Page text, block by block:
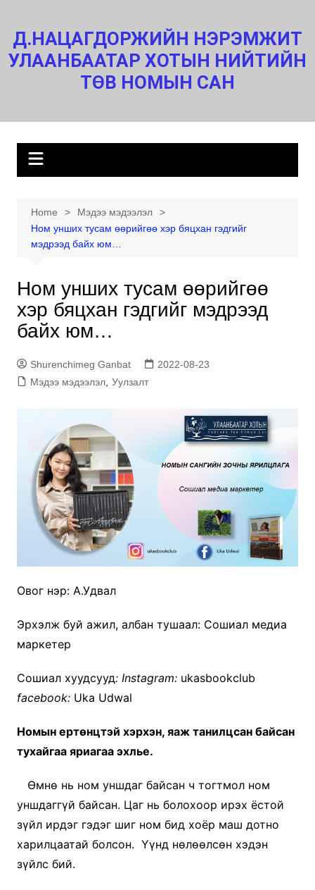
content
Д.НАЦАГДОРЖИЙН НЭРЭМЖИТ
УЛААНБААТАР ХОТЫН НИЙТИЙН
ТӨВ НОМЫН САН
Home
Мэдээ мэдээлэл
Ном унших тусам өөрийгөө хэр бяцхан гэдгийг
мэдрээд байх юм…
Ном унших тусам өөрийгөө
хэр бяцхан гэдгийг мэдрээд
байх юм…
Shurenchimeg Ganbat
2022-08-23
Мэдээ мэдээлэл, Уулзалт
Овог нэр: А.Удвал
Эрхэлж буй ажил, албан тушаал: Сошиал медиа
маркетер
Сошиал хуудсууд: Instagram:ukasbookclub
facebook:Uka Udwal
Номын ертөнцтэй хэрхэн, яаж танилцсан байсан
тухайгаа яриагаа эхлье.
Өмнө нь ном уншдаг байсан ч тогтмол ном
уншдаггүй байсан. Цаг нь болохоор ирэх ёстой
зүйл ирдэг гэдэг шиг ном бид хоёр маш дотно
харилцаатай болсон. Үүнд нөлөөлсөн хэдэн
зүйлс бий.